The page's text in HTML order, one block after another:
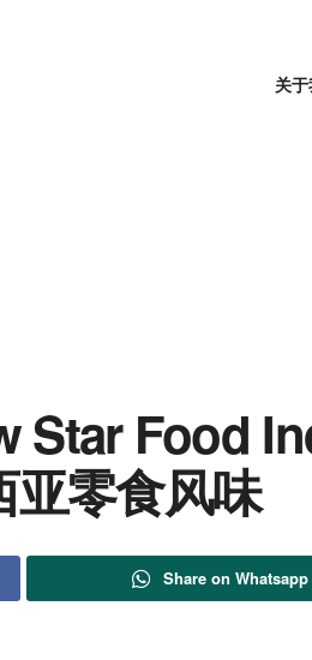
关
Star Food
零食风味
Share on Whatsapp